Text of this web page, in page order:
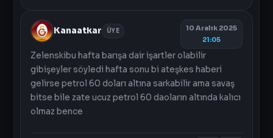
Kanaatkar ÜYE 10 Aralık 2025
21:05
Zelenskibu hafta barışa dair işartler olabilir
gibişeyler söyledi hafta sonu bi ateşkes haberi
gelirse petrol 60 doları altına sarkabilir ama savaş
bitse bile zate ucuz petrol 60 daoların altında kalıcı
olmaz bence